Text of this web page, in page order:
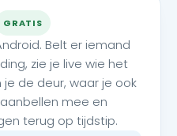
GRATIS
Belt er iemand
zie je live wie het
de deur, waar je ook
mee en
terug op tijdstip.